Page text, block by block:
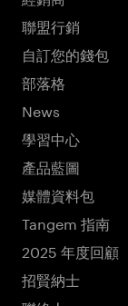
聯盟行銷
自訂您的錢包
部落格
News
學習中心
產品藍圖
媒體資料包
Tangem 指南
2025 年度回顧
招賢納士